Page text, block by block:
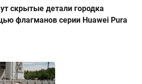
скрытые детали городка
флагманов серии Huawei Pura